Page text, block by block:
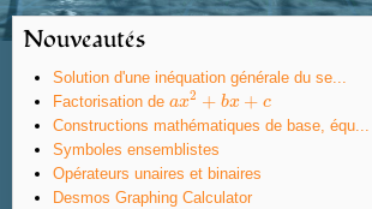
Nouveautés
Solution d'une inéquation générale du se...
Factorisation de ax2 + bx + c
ax2+bx +c
Constructions mathématiques de base, équ...
Symboles ensemblistes
Opérateurs unaires et binaires
Desmos Graphing Calculator